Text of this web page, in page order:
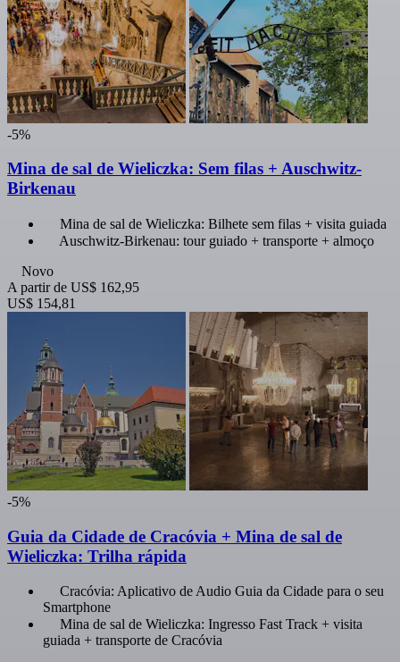
-5%
Mina de sal de Wieliczka: Sem filas + Auschwitz-
Birkenau
Mina de sal de Wieliczka: Bilhete sem filas + visita guiada
Auschwitz-Birkenau: tour guiado + transporte + almoço
Novo
A partir de US$ 162,95
US$ 154,81
-5%
Guia da Cidade de Cracóvia + Mina de sal de
Wieliczka: Trilha rápida
Cracóvia: Aplicativo de Audio Guia da Cidade para o seu
Smartphone
Mina de sal de Wieliczka: Ingresso Fast Track + visita
guiada + transporte de Cracóvia